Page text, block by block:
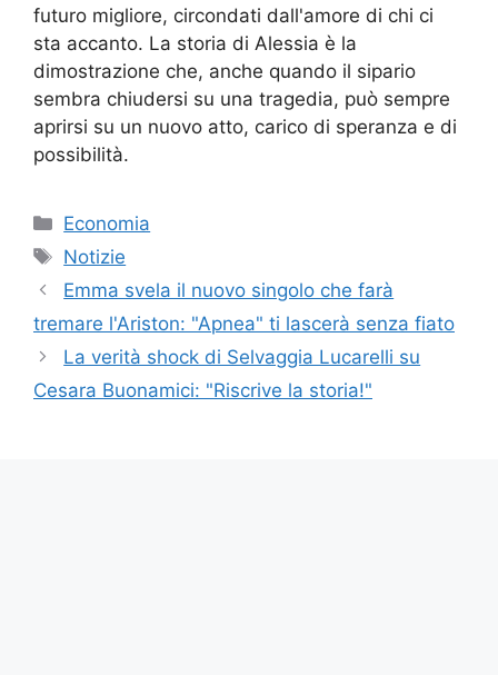
futuro migliore, circondati dall'amore di chi ci
sta accanto. La storia di Alessia è la
dimostrazione che, anche quando il sipario
sembra chiudersi su una tragedia, può sempre
aprirsi su un nuovo atto, carico di speranza e di
possibilità.
Categorie
Economia
Tag
Notizie
Emma svela il nuovo singolo che farà
tremare l'Ariston: "Apnea" ti lascerà senza fiato
La verità shock di Selvaggia Lucarelli su
Cesara Buonamici: "Riscrive la storia!"